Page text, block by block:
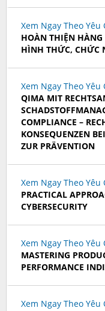
Xem Ngay Theo Yêu
HOÀN THIỆN
HÌNH THỨC, CHỨC
Xem Ngay Theo Yêu
QIMA MIT
COMPLIANCE –
KONSEQUENZEN
ZUR PRÄVENTION
Xem Ngay Theo Yêu
PRACTICAL
CYBERSECURITY
Xem Ngay Theo Yêu
MASTERING
PERFORMANCE
Xem Ngay Theo Yêu